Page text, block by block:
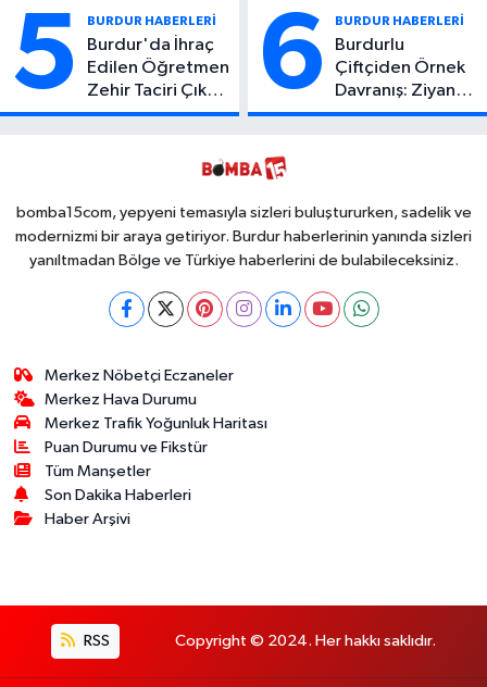
5 BURDUR HABERLERİ
Burdur'da İhraç
Edilen Öğretmen
Zehir Taciri Çıktı:
Binlerce
6 BURDUR HABERLERİ
Burdurlu
Çiftçiden Örnek
Davranış: Ziyan
Olmasın Diye
Toplayabilecek
bomba15com, yepyeni temasıyla sizleri buluştururken, sadelik ve
modernizmi bir araya getiriyor. Burdur haberlerinin yanında sizleri
yanıltmadan Bölge ve Türkiye haberlerini de bulabileceksiniz.
Merkez Nöbetçi Eczaneler
Merkez Hava Durumu
Merkez Trafik Yoğunluk Haritası
Puan Durumu ve Fikstür
Tüm Manşetler
Son Dakika Haberleri
Haber Arşivi
RSS Copyright © 2024. Her hakkı saklıdır.